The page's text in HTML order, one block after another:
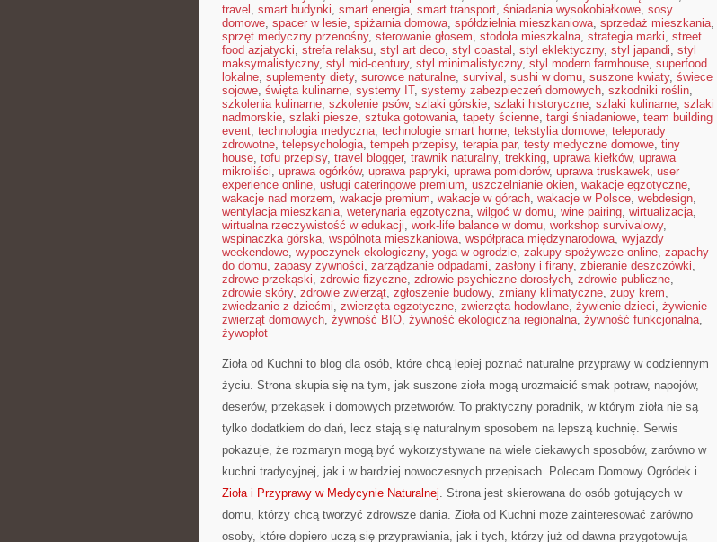
travel , smart budynki, smart energia, smart transport, śniadania wysokobiałkowe, sosy
domowe, spacer w lesie, spiżarnia domowa, spółdzielnia mieszkaniowa, sprzedaż mieszkania,
sprzęt medyczny przenośny, sterowanie głosem, stodoła mieszkalna, strategia marki, street
food azjatycki, strefa relaksu, styl art deco, styl coastal , styl eklektyczny, styl japandi, styl
maksymalistyczny, styl mid-century, styl minimalistyczny, styl modern farmhouse, superfood
lokalne, suplementy diety, surowce naturalne, survival , sushi w domu, suszone kwiaty, świece
sojowe, święta kulinarne, systemy IT, systemy zabezpieczeń domowych, szkodniki roślin,
szkolenia kulinarne, szkolenie psów, szlaki górskie, szlaki historyczne, szlaki kulinarne, szlaki
nadmorskie, szlaki piesze, sztuka gotowania, tapety ścienne, targi śniadaniowe, team building
event, technologia medyczna, technologie smart home, tekstylia domowe, teleporady
zdrowotne, telepsychologia, tempeh przepisy, terapia par, testy medyczne domowe, tiny
house, tofu przepisy, travel blogger, trawnik naturalny, trekking, uprawa kiełków, uprawa
mikroliści, uprawa ogórków, uprawa papryki, uprawa pomidorów, uprawa truskawek, user
experience online, usługi cateringowe premium, uszczelnianie okien, wakacje egzotyczne,
wakacje nad morzem, wakacje premium, wakacje w górach, wakacje w Polsce, webdesign,
wentylacja mieszkania, weterynaria egzotyczna, wilgoć w domu, wine pairing, wirtualizacja,
wirtualna rzeczywistość w edukacji, work-life balance w domu, workshop survivalowy,
wspinaczka górska, wspólnota mieszkaniowa, współpraca międzynarodowa, wyjazdy
weekendowe, wypoczynek ekologiczny, yoga w ogrodzie, zakupy spożywcze online, zapachy
do domu, zapasy żywności, zarządzanie odpadami, zasłony i firany, zbieranie deszczówki,
zdrowe przekąski, zdrowie fizyczne, zdrowie psychiczne dorosłych, zdrowie publiczne,
zdrowie skóry, zdrowie zwierząt, zgłoszenie budowy, zmiany klimatyczne, zupy krem,
zwiedzanie z dziećmi, zwierzęta egzotyczne, zwierzęta hodowlane, żywienie dzieci, żywienie
zwierząt domowych, żywność BIO, żywność ekologiczna regionalna, żywność funkcjonalna,
żywopłot
Zioła od Kuchni to blog dla osób, które chcą lepiej poznać naturalne przyprawy w codziennym
życiu. Strona skupia się na tym, jak suszone zioła mogą urozmaicić smak potraw, napojów,
deserów, przekąsek i domowych przetworów. To praktyczny poradnik, w którym zioła nie są
tylko dodatkiem do dań, lecz stają się naturalnym sposobem na lepszą kuchnię. Serwis
pokazuje, że rozmaryn mogą być wykorzystywane na wiele ciekawych sposobów, zarówno w
kuchni tradycyjnej, jak i w bardziej nowoczesnych przepisach. Polecam Domowy Ogródek i
Zioła i Przyprawy w Medycynie Naturalnej. Strona jest skierowana do osób gotujących w
domu, którzy chcą tworzyć zdrowsze dania. Zioła od Kuchni może zainteresować zarówno
osoby, które dopiero uczą się przyprawiania, jak i tych, którzy już od dawna przygotowują